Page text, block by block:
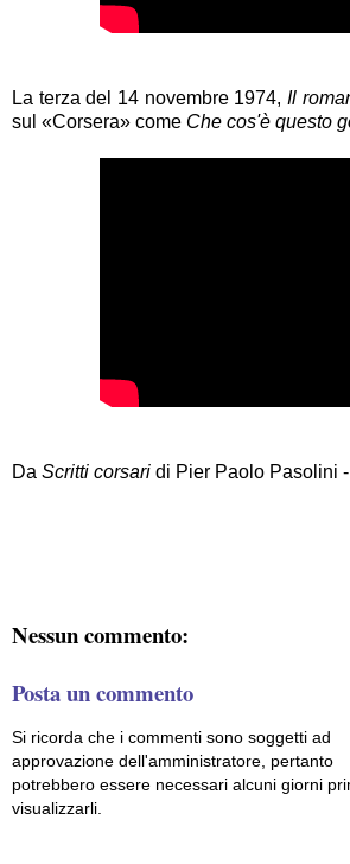
La terza del 14 novembre 1974,Il
sul «Corsera» come Che cos'è questo
Da Scritti corsari di Pier Paolo Pasolini
Nessun commento:
Posta un commento
Si ricorda che i commenti sono soggetti ad
approvazione dell'amministratore, pertanto
potrebbero essere necessari alcuni giorni
visualizzarli.